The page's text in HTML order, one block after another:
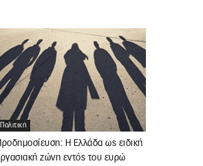
Πολιτική
Προδημοσίευση: Η Ελλάδα ως ειδική
ζώνη εντός του ευρώ